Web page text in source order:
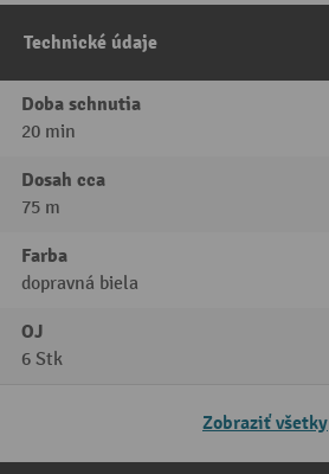
Technické údaje
Doba schnutia
20 min
Dosah cca
75 m
Farba
dopravná biela
OJ
6 Stk
Zobraziť všetky